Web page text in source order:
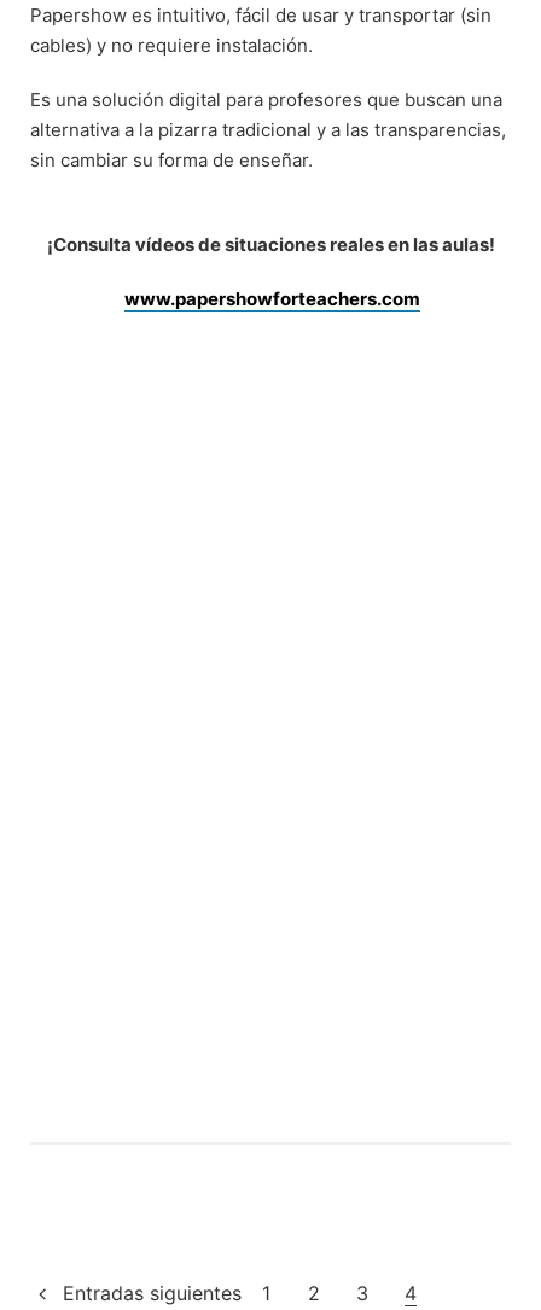
Papershow es intuitivo, fácil de usar y transportar (sin
cables) y no requiere instalación.
Es una solución digital para profesores que buscan una
alternativa a la pizarra tradicional y a las transparencias,
sin cambiar su forma de enseñar.
¡Consulta vídeos de situaciones reales en las aulas!
www.papershowforteachers.com
Entradas siguientes 1 2 3 4